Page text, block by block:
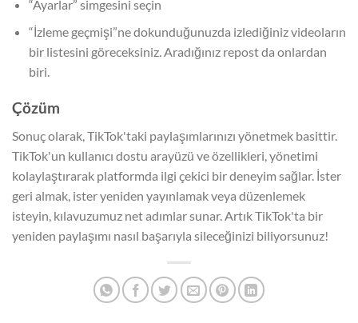
“Ayarlar” simgesini seçin
“İzleme geçmişi”ne dokunduğunuzda izlediğiniz videoların
bir listesini göreceksiniz. Aradığınız repost da onlardan
biri.
Çözüm
Sonuç olarak, TikTok'taki paylaşımlarınızı yönetmek basittir.
TikTok'un kullanıcı dostu arayüzü ve özellikleri, yönetimi
kolaylaştırarak platformda ilgi çekici bir deneyim sağlar. İster
geri almak, ister yeniden yayınlamak veya düzenlemek
isteyin, kılavuzumuz net adımlar sunar. Artık TikTok'ta bir
yeniden paylaşımı nasıl başarıyla sileceğinizi biliyorsunuz!